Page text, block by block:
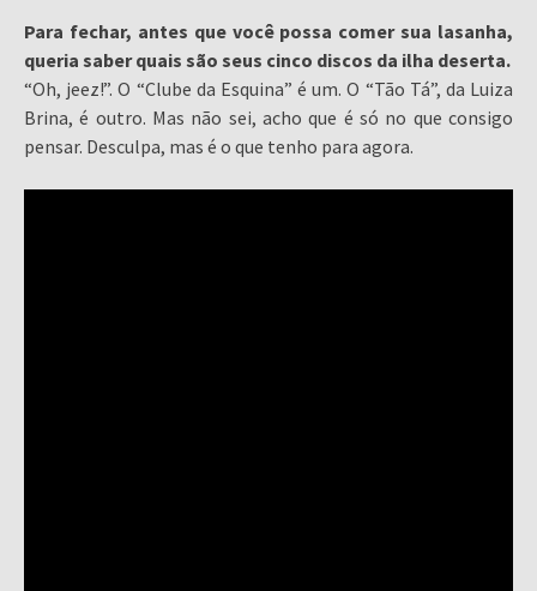
Para fechar, antes que você possa comer sua lasanha,
queria saber quais são seus cinco discos da ilha deserta.
“Oh, jeez!”. O “Clube da Esquina” é um. O “Tão Tá”, da Luiza
Brina, é outro. Mas não sei, acho que é só no que consigo
pensar. Desculpa, mas é o que tenho para agora.